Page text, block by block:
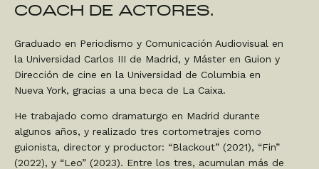
COACH DE ACTORES.
Graduado en Periodismo y Comunicación Audiovisual en
la Universidad Carlos III de Madrid, y Máster en Guion y
Dirección de cine en la Universidad de Columbia en
Nueva York, gracias a una beca de La Caixa.
He trabajado como dramaturgo en Madrid durante
algunos años, y realizado tres cortometrajes como
guionista, director y productor: “Blackout” (2021), “Fin”
(2022), y “Leo” (2023). Entre los tres, acumulan más de